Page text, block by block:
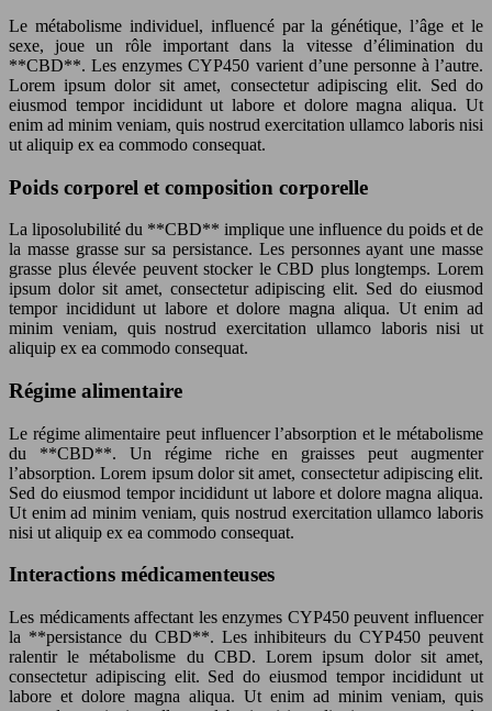
Le métabolisme individuel, influencé par la génétique, l’âge et le
sexe, joue un rôle important dans la vitesse d’élimination du
**CBD**. Les enzymes CYP450 varient d’une personne à l’autre.
Lorem ipsum dolor sit amet, consectetur adipiscing elit. Sed do
eiusmod tempor incididunt ut labore et dolore magna aliqua. Ut
enim ad minim veniam, quis nostrud exercitation ullamco laboris nisi
ut aliquip ex ea commodo consequat.
Poids corporel et composition corporelle
La liposolubilité du **CBD** implique une influence du poids et de
la masse grasse sur sa persistance. Les personnes ayant une masse
grasse plus élevée peuvent stocker le CBD plus longtemps. Lorem
ipsum dolor sit amet, consectetur adipiscing elit. Sed do eiusmod
tempor incididunt ut labore et dolore magna aliqua. Ut enim ad
minim veniam, quis nostrud exercitation ullamco laboris nisi ut
aliquip ex ea commodo consequat.
Régime alimentaire
Le régime alimentaire peut influencer l’absorption et le métabolisme
du **CBD**. Un régime riche en graisses peut augmenter
l’absorption. Lorem ipsum dolor sit amet, consectetur adipiscing elit.
Sed do eiusmod tempor incididunt ut labore et dolore magna aliqua.
Ut enim ad minim veniam, quis nostrud exercitation ullamco laboris
nisi ut aliquip ex ea commodo consequat.
Interactions médicamenteuses
Les médicaments affectant les enzymes CYP450 peuvent influencer
la **persistance du CBD**. Les inhibiteurs du CYP450 peuvent
ralentir le métabolisme du CBD. Lorem ipsum dolor sit amet,
consectetur adipiscing elit. Sed do eiusmod tempor incididunt ut
labore et dolore magna aliqua. Ut enim ad minim veniam, quis